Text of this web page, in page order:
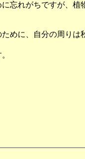
忘れがちですが、
めに、自分の周り